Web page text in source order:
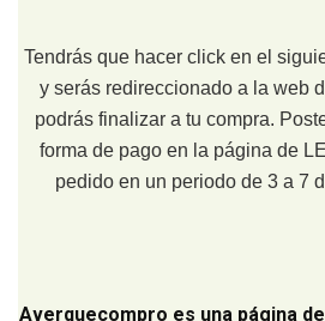
Tendrás que hacer click en el
y serás redireccionado a la web
podrás finalizar a tu compra.
forma de pago en la página de
pedido en un periodo de 3 a 7
Averquecompro es una página